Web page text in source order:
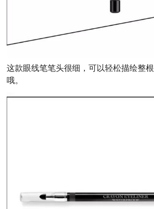
这款眼线笔笔头很细，可以轻松描绘整
哦。